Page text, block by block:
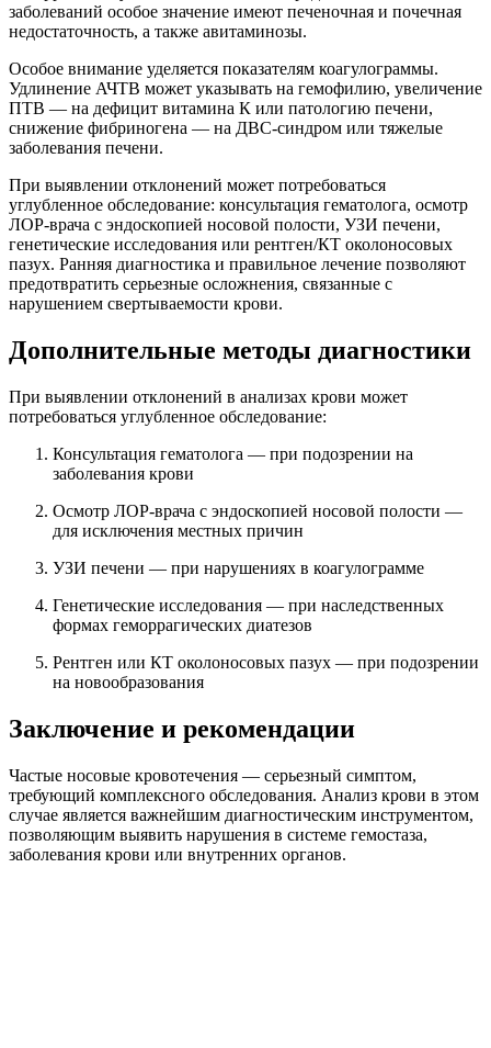
заболеваний особое значение имеют печеночная и почечная
недостаточность, а также авитаминозы.
Особое внимание уделяется показателям коагулограммы.
Удлинение АЧТВ может указывать на гемофилию, увеличение
ПТВ — на дефицит витамина К или патологию печени,
снижение фибриногена — на ДВС-синдром или тяжелые
заболевания печени.
При выявлении отклонений может потребоваться
углубленное обследование: консультация гематолога, осмотр
ЛОР-врача с эндоскопией носовой полости, УЗИ печени,
генетические исследования или рентген/КТ околоносовых
пазух. Ранняя диагностика и правильное лечение позволяют
предотвратить серьезные осложнения, связанные с
нарушением свертываемости крови.
Дополнительные методы диагностики
При выявлении отклонений в анализах крови может
потребоваться углубленное обследование:
Консультация гематолога — при подозрении на
заболевания крови
Осмотр ЛОР-врача с эндоскопией носовой полости —
для исключения местных причин
УЗИ печени — при нарушениях в коагулограмме
Генетические исследования — при наследственных
формах геморрагических диатезов
Рентген или КТ околоносовых пазух — при подозрении
на новообразования
Заключение и рекомендации
Частые носовые кровотечения — серьезный симптом,
требующий комплексного обследования. Анализ крови в этом
случае является важнейшим диагностическим инструментом,
позволяющим выявить нарушения в системе гемостаза,
заболевания крови или внутренних органов.